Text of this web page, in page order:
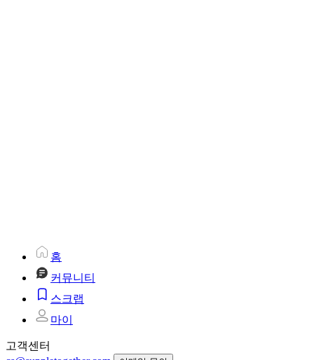
홈
커뮤니티
스크랩
마이
고객센터